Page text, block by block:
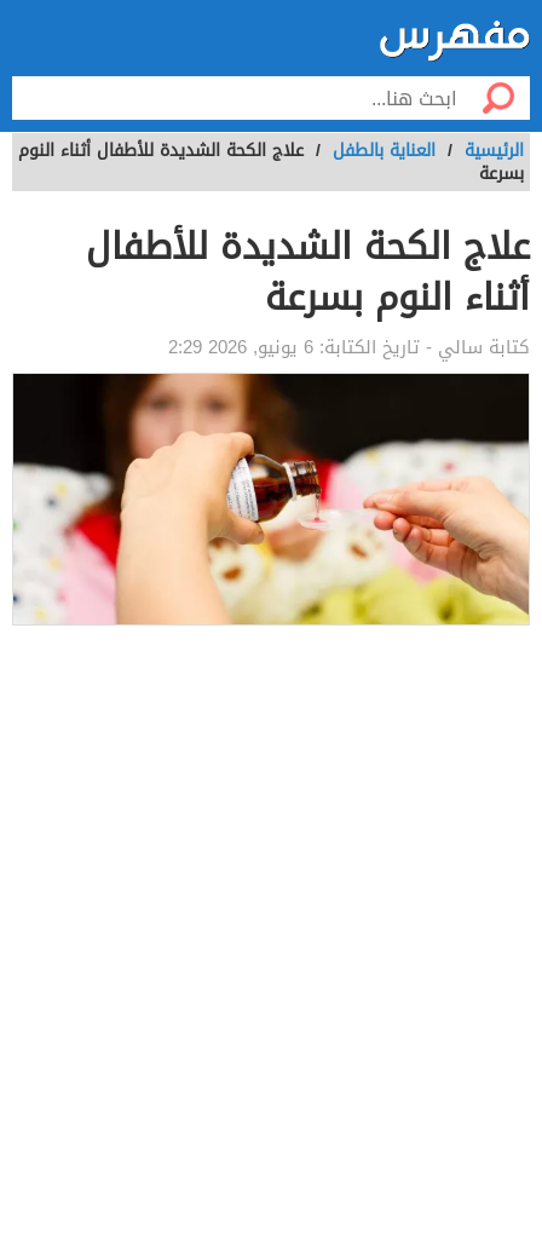
الرئيسية / العناية بالطفل / علاج الكحة الشديدة للأطفال أثناء النوم
بسرعة
علاج الكحة الشديدة للأطفال
أثناء النوم بسرعة
كتابة سالي - تاريخ الكتابة: 6 يونيو, 2026 2:29